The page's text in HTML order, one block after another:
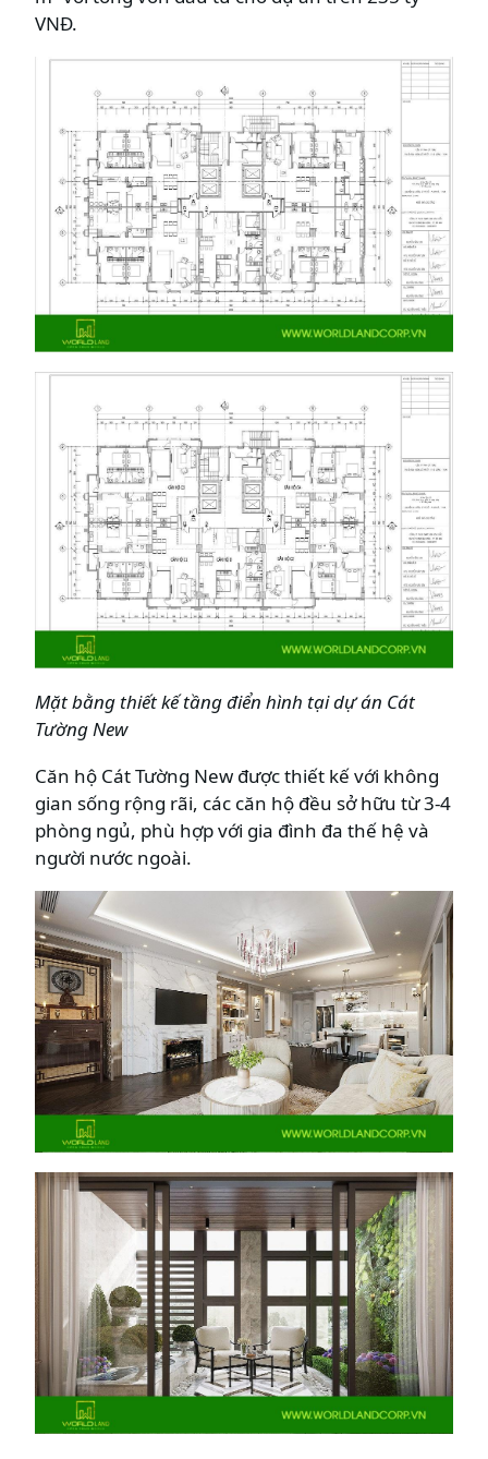
VNĐ.
Mặt bằng thiết kế tầng điển hình tại dự án Cát
Tường New
Căn hộ Cát Tường New được thiết kế với không
gian sống rộng rãi, các căn hộ đều sở hữu từ 3-4
phòng ngủ, phù hợp với gia đình đa thế hệ và
người nước ngoài.